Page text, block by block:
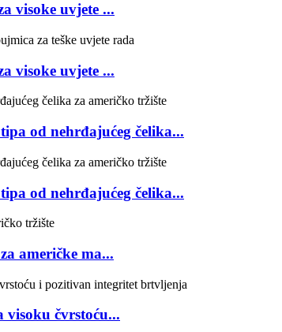
visoke uvjete ...
visoke uvjete ...
od nehrđajućeg čelika...
od nehrđajućeg čelika...
američke ma...
visoku čvrstoću...